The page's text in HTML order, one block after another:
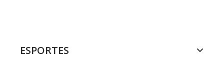
ESPORTES